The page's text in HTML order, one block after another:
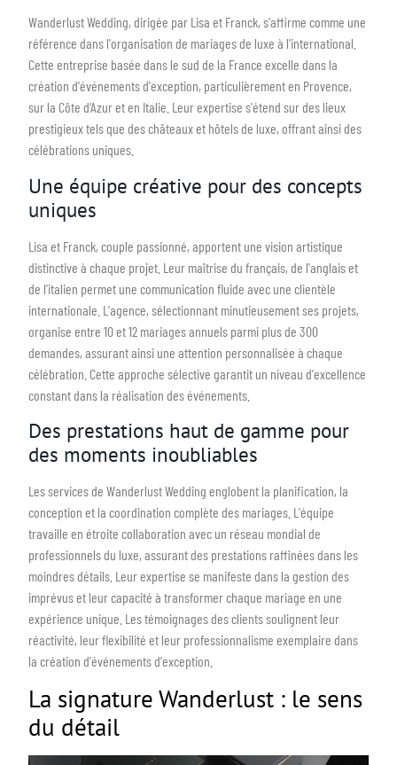
Wanderlust Wedding, dirigée par Lisa et Franck, s'affirme comme une
référence dans l'organisation de mariages de luxe à l'international.
Cette entreprise basée dans le sud de la France excelle dans la
création d'événements d'exception, particulièrement en Provence,
sur la Côte d'Azur et en Italie. Leur expertise s'étend sur des lieux
prestigieux tels que des châteaux et hôtels de luxe, offrant ainsi des
célébrations uniques.
Une équipe créative pour des concepts
uniques
Lisa et Franck, couple passionné, apportent une vision artistique
distinctive à chaque projet. Leur maîtrise du français, de l'anglais et
de l'italien permet une communication fluide avec une clientèle
internationale. L'agence, sélectionnant minutieusement ses projets,
organise entre 10 et 12 mariages annuels parmi plus de 300
demandes, assurant ainsi une attention personnalisée à chaque
célébration. Cette approche sélective garantit un niveau d'excellence
constant dans la réalisation des événements.
Des prestations haut de gamme pour
des moments inoubliables
Les services de Wanderlust Wedding englobent la planification, la
conception et la coordination complète des mariages. L'équipe
travaille en étroite collaboration avec un réseau mondial de
professionnels du luxe, assurant des prestations raffinées dans les
moindres détails. Leur expertise se manifeste dans la gestion des
imprévus et leur capacité à transformer chaque mariage en une
expérience unique. Les témoignages des clients soulignent leur
réactivité, leur flexibilité et leur professionnalisme exemplaire dans
la création d'événements d'exception.
La signature Wanderlust : le sens
du détail